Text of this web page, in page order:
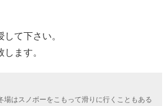
て下さい。
ます。
場はスノボーをこもって滑りに行くこともある